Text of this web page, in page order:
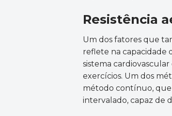
Resistência
Um dos fatores que
reflete na capacidade
sistema
exercícios. Um dos
método contínuo,
intervalado, capaz de